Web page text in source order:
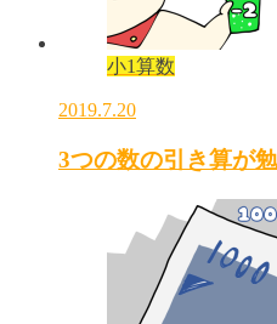
小1算数
2019.7.20
3つの数の引き算が